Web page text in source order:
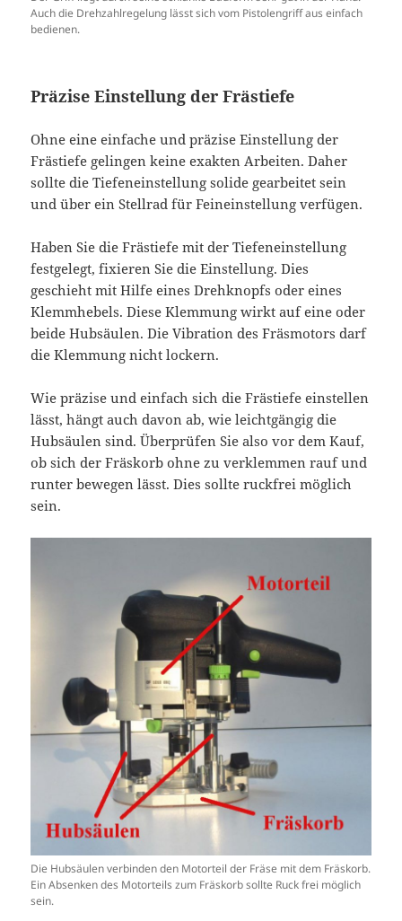
Auch die Drehzahlregelung lässt sich vom Pistolengriff aus einfach
bedienen.
Präzise Einstellung der Frästiefe
Ohne eine einfache und präzise Einstellung der
Frästiefe gelingen keine exakten Arbeiten. Daher
sollte die Tiefeneinstellung solide gearbeitet sein
und über ein Stellrad für Feineinstellung verfügen.
Haben Sie die Frästiefe mit der Tiefeneinstellung
festgelegt, fixieren Sie die Einstellung. Dies
geschieht mit Hilfe eines Drehknopfs oder eines
Klemmhebels. Diese Klemmung wirkt auf eine oder
beide Hubsäulen. Die Vibration des Fräsmotors darf
die Klemmung nicht lockern.
Wie präzise und einfach sich die Frästiefe einstellen
lässt, hängt auch davon ab, wie leichtgängig die
Hubsäulen sind. Überprüfen Sie also vor dem Kauf,
ob sich der Fräskorb ohne zu verklemmen rauf und
runter bewegen lässt. Dies sollte ruckfrei möglich
sein.
Die Hubsäulen verbinden den Motorteil der Fräse mit dem Fräskorb.
Ein Absenken des Motorteils zum Fräskorb sollte Ruck frei möglich
sein.